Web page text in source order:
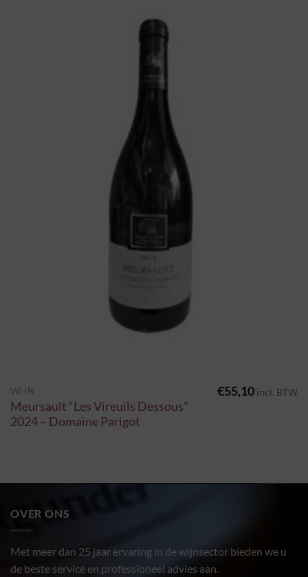
WIJN
Meursault “Les Vireuils Dessous”
2024 – Domaine Parigot
€55,10 incl. BTW
OVER ONS
Met meer dan 25 jaar ervaring in de wijnsector bieden we u
de beste service en professioneel advies aan.